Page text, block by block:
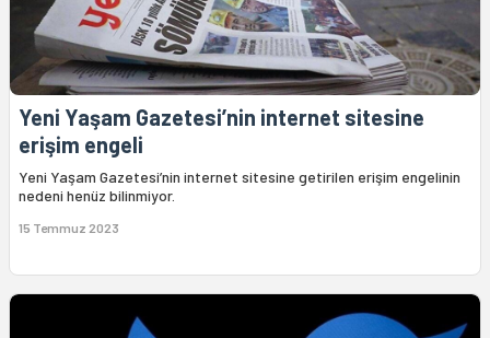
Yeni Yaşam Gazetesi’nin internet sitesine
erişim engeli
Yeni Yaşam Gazetesi’nin internet sitesine getirilen erişim engelinin
nedeni henüz bilinmiyor.
15 Temmuz 2023